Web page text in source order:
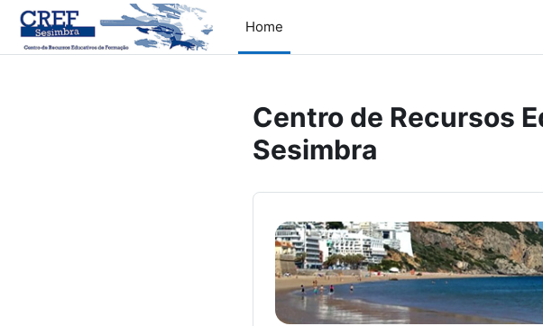
Skip to main content
Home
Centro de Recursos
Sesimbra